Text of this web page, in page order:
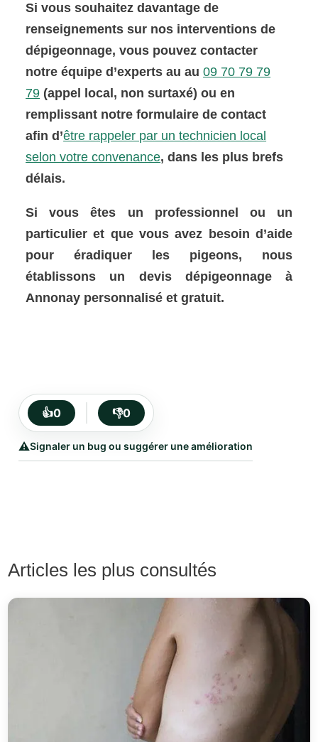
Si vous souhaitez davantage de
renseignements sur nos interventions de
dépigeonnage, vous pouvez contacter
notre équipe d’experts au au09 70 79 79
79 (appel local, non surtaxé) ou en
remplissant notre formulaire de contact
afin d’être rappeler par un technicien local
selon votre convenance, dans les plus brefs
délais.
Si vous êtes un professionnel ou un
particulier et que vous avez besoin d’aide
pour éradiquer les pigeons, nous
établissons un devis dépigeonnage à
Annonay personnalisé et gratuit.
👍0 👎0
⚠️Signaler un bug ou suggérer une amélioration
Articles les plus consultés